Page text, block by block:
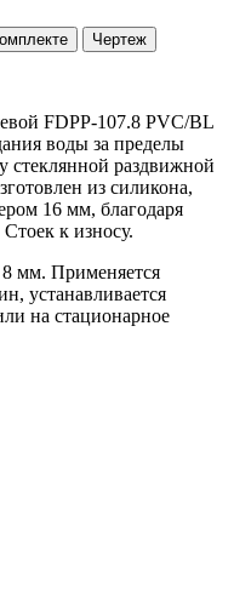
Чертеж
FDPP-107.8 PVC/BL
воды за пределы
раздвижной
из силикона,
16 мм, благодаря
к износу.
8 мм. Применяется
устанавливается
на стационарное